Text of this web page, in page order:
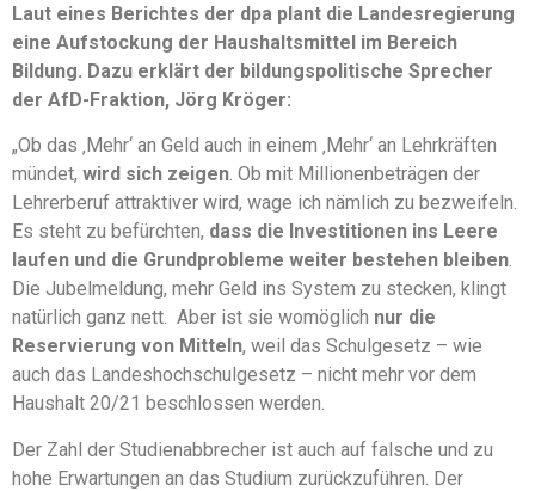
Laut eines Berichtes der dpa plant die Landesregierung
eine Aufstockung der Haushaltsmittel im Bereich
Bildung. Dazu erklärt der bildungspolitische Sprecher
der AfD-Fraktion, Jörg Kröger:
„Ob das ‚Mehr‘ an Geld auch in einem ‚Mehr‘ an Lehrkräften
mündet, wird sich zeigen. Ob mit Millionenbeträgen der
Lehrerberuf attraktiver wird, wage ich nämlich zu bezweifeln.
Es steht zu befürchten, dass die Investitionen ins Leere
laufen und die Grundprobleme weiter bestehen bleiben.
Die Jubelmeldung, mehr Geld ins System zu stecken, klingt
natürlich ganz nett. Aber ist sie womöglich nur die
Reservierung von Mitteln, weil das Schulgesetz – wie
auch das Landeshochschulgesetz – nicht mehr vor dem
Haushalt 20/21 beschlossen werden.
Der Zahl der Studienabbrecher ist auch auf falsche und zu
hohe Erwartungen an das Studium zurückzuführen. Der